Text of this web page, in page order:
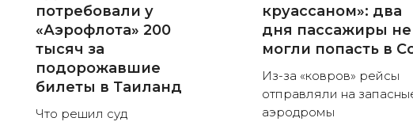
потребовали у
«Аэрофлота» 200
тысяч за
подорожавшие
билеты в Таиланд
Что решил суд
круассаном»: два
дня пассажиры не
могли попасть в
Из-за «ковров» рейсы
отправляли на
аэродромы